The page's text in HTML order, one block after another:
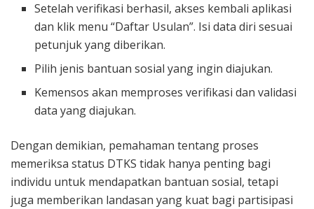
Setelah verifikasi berhasil, akses kembali aplikasi
dan klik menu “Daftar Usulan”. Isi data diri sesuai
petunjuk yang diberikan.
Pilih jenis bantuan sosial yang ingin diajukan.
Kemensos akan memproses verifikasi dan validasi
data yang diajukan.
Dengan demikian, pemahaman tentang proses
memeriksa status DTKS tidak hanya penting bagi
individu untuk mendapatkan bantuan sosial, tetapi
juga memberikan landasan yang kuat bagi partisipasi